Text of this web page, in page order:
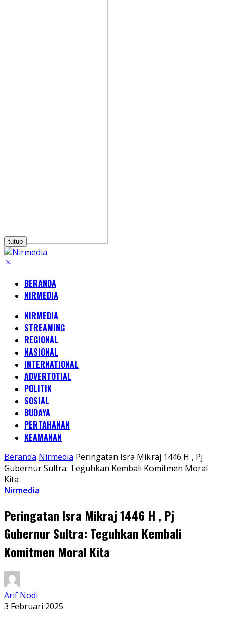
tutup
BERANDA
NIRMEDIA
NIRMEDIA
STREAMING
REGIONAL
NASIONAL
INTERNATIONAL
ADVERTOTIAL
POLITIK
SOSIAL
BUDAYA
PERTAHANAN
KEAMANAN
Beranda Nirmedia Peringatan Isra Mikraj 1446 H , Pj
Gubernur Sultra: Teguhkan Kembali Komitmen Moral
Kita
Nirmedia
Peringatan Isra Mikraj 1446 H , Pj
Gubernur Sultra: Teguhkan Kembali
Komitmen Moral Kita
Arif Nodi
3 Februari 2025